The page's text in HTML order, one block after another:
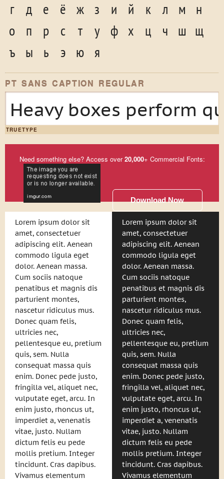
г д е ё ж з и й к л м
н
о
п р с т у ф х ц ч ш щ
ъ
ы ь э ю я
PT SANS CAPTION REGULAR
Heavy boxes perform
TRUETYPE
Need something else? Access over20,000+ Commercial Fonts:
Download Now
Lorem ipsum dolor sit
amet, consectetuer
adipiscing elit. Aenean
commodo ligula eget
dolor. Aenean massa.
Cum sociis natoque
penatibus et magnis dis
parturient montes,
nascetur ridiculus mus.
Donec quam felis,
ultricies nec,
pellentesque eu, pretium
quis, sem. Nulla
consequat massa quis
enim. Donec pede justo,
fringilla vel, aliquet nec,
vulputate eget, arcu. In
enim justo, rhoncus ut,
imperdiet a, venenatis
vitae, justo. Nullam
dictum felis eu pede
mollis pretium. Integer
tincidunt. Cras dapibus.
Vivamus elementum
Lorem ipsum dolor sit
amet, consectetuer
adipiscing elit. Aenean
commodo ligula eget
dolor. Aenean massa.
Cum sociis natoque
penatibus et magnis dis
parturient montes,
nascetur ridiculus mus.
Donec quam felis,
ultricies nec,
pellentesque eu, pretium
quis, sem. Nulla
consequat massa quis
enim. Donec pede justo,
fringilla vel, aliquet nec,
vulputate eget, arcu. In
enim justo, rhoncus ut,
imperdiet a, venenatis
vitae, justo. Nullam
dictum felis eu pede
mollis pretium. Integer
tincidunt. Cras dapibus.
Vivamus elementum